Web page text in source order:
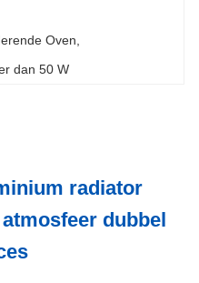
Oven
dan 50 W
radiator
dubbel